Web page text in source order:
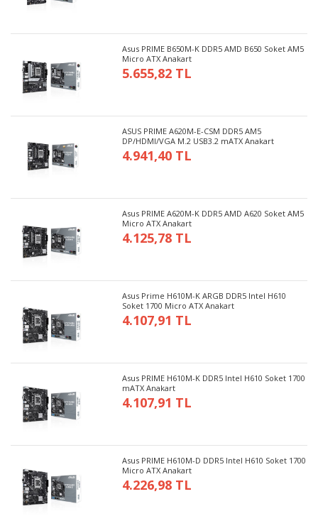
Asus PRIME B650M-K DDR5 AMD B650 Soket AM5
Micro ATX Anakart
5.655,82 TL
ASUS PRIME A620M-E-CSM DDR5 AM5
DP/HDMI/VGA M.2 USB3.2 mATX Anakart
4.941,40 TL
Asus PRIME A620M-K DDR5 AMD A620 Soket AM5
Micro ATX Anakart
4.125,78 TL
Asus Prime H610M-K ARGB DDR5 Intel H610
Soket 1700 Micro ATX Anakart
4.107,91 TL
Asus PRIME H610M-K DDR5 Intel H610 Soket 1700
mATX Anakart
4.107,91 TL
Asus PRIME H610M-D DDR5 Intel H610 Soket 1700
Micro ATX Anakart
4.226,98 TL